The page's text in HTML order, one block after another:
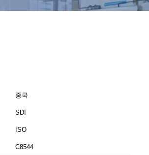
중국
SDI
ISO
C8544